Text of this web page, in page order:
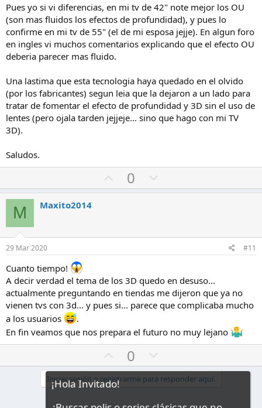
Pues yo si vi diferencias, en mi tv de 42" note mejor los OU
(son mas fluidos los efectos de profundidad), y pues lo
confirme en mi tv de 55" (el de mi esposa jejje). En algun foro
en ingles vi muchos comentarios explicando que el efecto OU
deberia parecer mas fluido.
Una lastima que esta tecnologia haya quedado en el olvido
(por los fabricantes) segun leia que la dejaron a un lado para
tratar de fomentar el efecto de profundidad y 3D sin el uso de
lentes (pero ojala tarden jejjeje... sino que hago con mi TV
3D).
Saludos.
o
a
a
v
o
r
0
o
e
c
o
n
t
r
a
M Maxito2014
29 Mar 2020 #11
Cuanto tiempo!
A decir verdad el tema de los 3D quedo en desuso...
actualmente preguntando en tiendas me dijeron que ya no
vienen tvs con 3d... y pues si... parece que complicaba mucho
a los usuarios
.
En fin veamos que nos prepara el futuro no muy lejano
o
t
0
o
t
Iniciar sesión o registrarme para responder aquí.